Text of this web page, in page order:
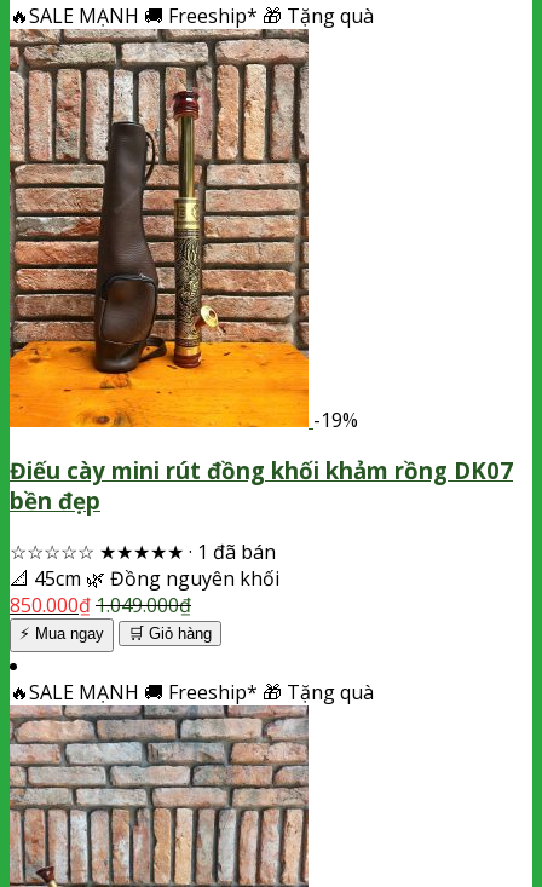
🔥SALE MẠNH 🚚 Freeship* 🎁 Tặng quà
-19%
Điếu cày mini rút đồng khối khảm rồng DK07
bền đẹp
☆☆☆☆☆ ★★★★★ · 1 đã bán
📐 45cm 🌿 Đồng nguyên khối
850.000₫1.049.000₫
⚡ Mua ngay 🛒 Giỏ hàng
🔥SALE MẠNH 🚚 Freeship* 🎁 Tặng quà